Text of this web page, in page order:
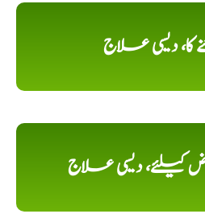
کا، دیسی علاج
دیسی علاج